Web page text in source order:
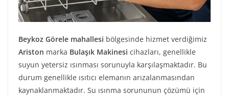
Beykoz Görele mahallesi bölgesinde hizmet verdiğimiz
Ariston marka Bulaşık Makinesi cihazları, genellikle
suyun yetersiz ısınması sorunuyla karşılaşmaktadır. Bu
durum genellikle ısıtıcı elemanın arızalanmasından
kaynaklanmaktadır. Su ısınma sorununun çözümü için